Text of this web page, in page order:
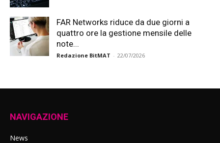
FAR Networks riduce da due giorni a
quattro ore la gestione mensile delle
note...
Redazione BitMAT - 22/07/2026
NAVIGAZIONE
News